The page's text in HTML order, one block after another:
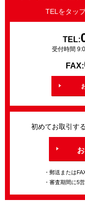
TELをタッ
TEL:
受付時間
FAX:
初めてお取引す
・郵送または
・審査期間に5